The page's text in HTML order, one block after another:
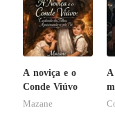
A noviça e o
Conde Viúvo
Mazane